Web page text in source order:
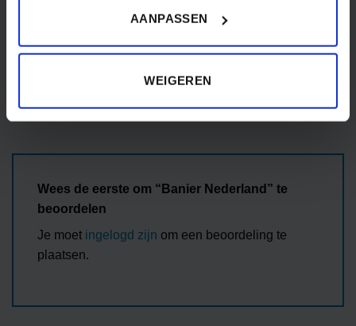
AANPASSEN
WEIGEREN
Er zijn nog geen beoordelingen.
Wees de eerste om “Banier Nederland” te
beoordelen
Je moet ingelogd zijn om een beoordeling te
plaatsen.